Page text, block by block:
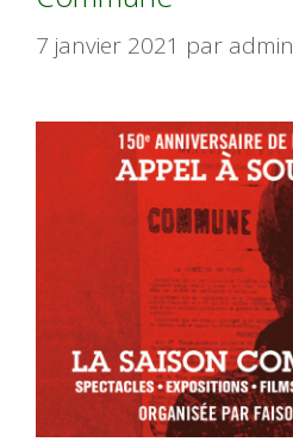
7 janvier 2021 par admin